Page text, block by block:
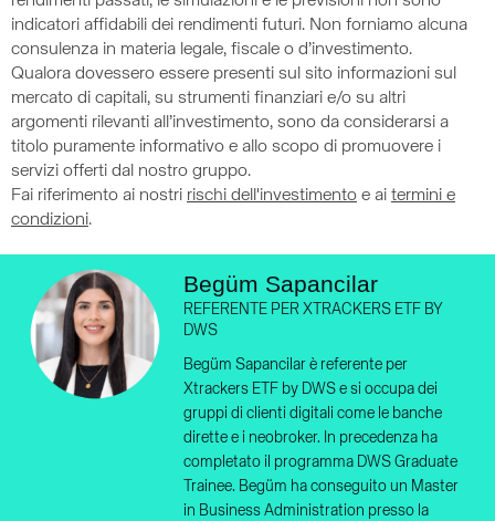
indicatori affidabili dei rendimenti futuri. Non forniamo alcuna
consulenza in materia legale, fiscale o d’investimento.
Qualora dovessero essere presenti sul sito informazioni sul
mercato di capitali, su strumenti finanziari e/o su altri
argomenti rilevanti all’investimento, sono da considerarsi a
titolo puramente informativo e allo scopo di promuovere i
servizi offerti dal nostro gruppo.
Fai riferimento ai nostri rischi dell'investimento e ai termini e
condizioni.
Begüm Sapancilar
REFERENTE PER XTRACKERS ETF BY
DWS
Begüm Sapancilar è referente per
Xtrackers ETF by DWS e si occupa dei
gruppi di clienti digitali come le banche
dirette e i neobroker. In precedenza ha
completato il programma DWS Graduate
Trainee. Begüm ha conseguito un Master
in Business Administration presso la